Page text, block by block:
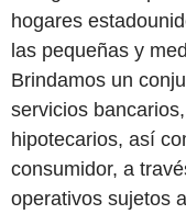
hogares
las pequeñas y
Brindamos un
servicios
hipotecarios, así
consumidor, a
operativos sujetos